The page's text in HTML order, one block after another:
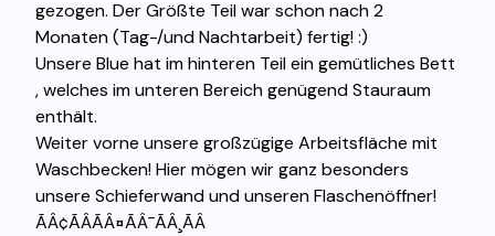
gezogen. Der Größte Teil war schon nach 2
Monaten (Tag-/und Nachtarbeit) fertig! :)
Unsere Blue hat im hinteren Teil ein gemütliches Bett
, welches im unteren Bereich genügend Stauraum
enthält.
Weiter vorne unsere großzügige Arbeitsfläche mit
Waschbecken! Hier mögen wir ganz besonders
unsere Schieferwand und unseren Flaschenöffner!
ÃÂ¢ÃÂÃÂ¤ÃÂ¯ÃÂ¸ÃÂ